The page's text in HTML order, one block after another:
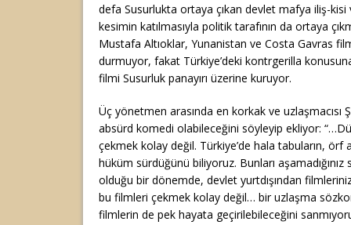
defa Susurlukta ortaya çıkan devlet mafya iliş-kisi
kesimin katılmasıyla politik tarafının da ortaya
Mustafa Altıoklar, Yunanistan ve Costa Gavras
durmuyor, fakat Türkiye’deki kontrgerilla
filmi Susurluk panayırı üzerine kuruyor.
Üç yönetmen arasında en korkak ve uzlaşmacısı
absürd komedi olabileceğini söyleyip ekliyor:
çekmek kolay değil. Türkiye’de hala tabuların, örf
hüküm sürdüğünü biliyoruz. Bunları
olduğu bir dönemde, devlet yurtdışından
bu filmleri çekmek kolay değil… bir uzlaşma
filmlerin de pek hayata geçirilebileceğini